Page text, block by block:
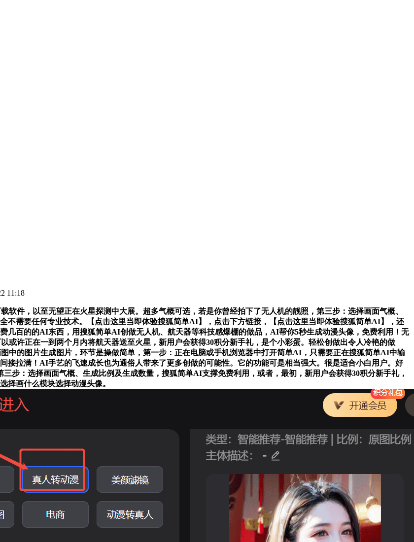
11:18
，以至无望正在火星探测中大展。超多气概可选，若是你曾经拍下了无人机的靓照，第三步：选择画面气概、
不需要任何专业技术。【点击这里当即体验搜狐简单AI】，点击下方链接，【点击这里当即体验搜狐简单AI】，还
几百的的AI东西，用搜狐简单AI创做无人机、航天器等科技感爆棚的做品，AI帮你5秒生成动漫头像，免费利用！无
或许正在一到两个月内将航天器送至火星，新用户会获得30积分新手礼，是个小彩蛋。轻松创做出令人冷艳的做
中的图片生成图片，环节是操做简单，第一步：正在电脑或手机浏览器中打开简单AI，只需要正在搜狐简单AI中输
接拉满！AI手艺的飞速成长也为通俗人带来了更多创做的可能性。它的功能可是相当强大。很是适合小白用户。好
步：选择画面气概、生成比例及生成数量，搜狐简单AI支撑免费利用，或者，最初，新用户会获得30积分新手礼，
择画什么模块选择动漫头像。